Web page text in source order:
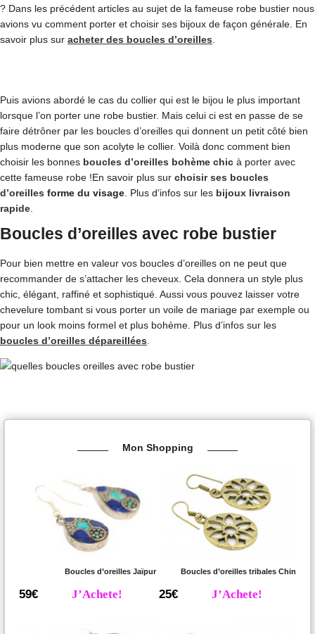
? Dans les précédent articles au sujet de la fameuse robe bustier nous
avions vu comment porter et choisir ses bijoux de façon générale. En
savoir plus sur acheter des boucles d’oreilles.
Puis avions abordé le cas du collier qui est le bijou le plus important
lorsque l’on porter une robe bustier. Mais celui ci est en passe de se
faire détrôner par les boucles d’oreilles qui donnent un petit côté bien
plus moderne que son acolyte le collier. Voilà donc comment bien
choisir les bonnes boucles d’oreilles bohème chic à porter avec
cette fameuse robe !En savoir plus sur choisir ses boucles
d’oreilles forme du visage. Plus d’infos sur les bijoux livraison
rapide.
Boucles d’oreilles avec robe bustier
Pour bien mettre en valeur vos boucles d’oreilles on ne peut que
recommander de s’attacher les cheveux. Cela donnera un style plus
chic, élégant, raffiné et sophistiqué. Aussi vous pouvez laisser votre
chevelure tombant si vous porter un voile de mariage par exemple ou
pour un look moins formel et plus bohème. Plus d’infos sur les
boucles d’oreilles dépareillées.
Mon Shopping
Boucles d’oreilles Jaïpur
59€ J’Achete!
Boucles d’oreilles tribales Chin
25€ J’Achete!